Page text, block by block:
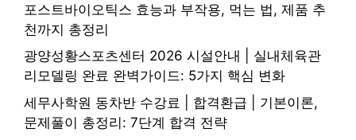
포스트바이오틱스 효능과 부작용, 먹는 법, 제품 추
천까지 총정리
광양성황스포츠센터 2026 시설안내 | 실내체육관
리모델링 완료 완벽가이드: 5가지 핵심 변화
세무사학원 동차반 수강료 | 합격환급 | 기본이론,
문제풀이 총정리: 7단계 합격 전략